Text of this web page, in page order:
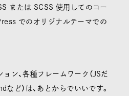
または SCSS 使用してのコー
でのオリジナルテーマでの
ン、各種フレームワーク（JSだ
ど）は、あとからでいいです。